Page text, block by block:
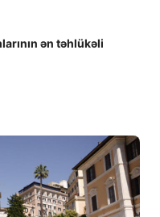
ən təhlükəli